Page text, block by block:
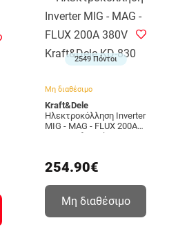
2549 Πόντοι
Μη διαθέσιμο
Kraft&Dele
Ηλεκτροκόλληση Inverter
MIG - MAG - FLUX 200A
380V Kraft&Dele KD-830
254.90€
Μη διαθέσιμο